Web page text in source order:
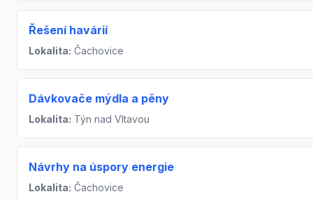
Řešení havárií
Lokalita: Čachovice
Dávkovače mýdla a pěny
Lokalita: Týn nad Vltavou
Návrhy na úspory energie
Lokalita: Čachovice